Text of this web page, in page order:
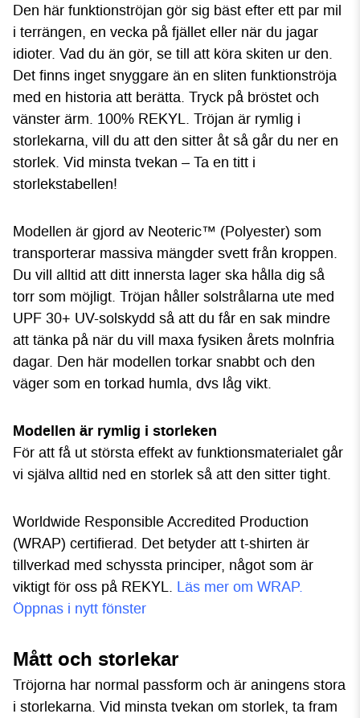
Den här funktionströjan gör sig bäst efter ett par mil
i terrängen, en vecka på fjället eller när du jagar
idioter. Vad du än gör, se till att köra skiten ur den.
Det finns inget snyggare än en sliten funktionströja
med en historia att berätta. Tryck på bröstet och
vänster ärm. 100% REKYL. Tröjan är rymlig i
storlekarna, vill du att den sitter åt så går du ner en
storlek. Vid minsta tvekan – Ta en titt i
storlekstabellen!
Modellen är gjord av Neoteric™ (Polyester) som
transporterar massiva mängder svett från kroppen.
Du vill alltid att ditt innersta lager ska hålla dig så
torr som möjligt. Tröjan håller solstrålarna ute med
UPF 30+ UV-solskydd så att du får en sak mindre
att tänka på när du vill maxa fysiken årets molnfria
dagar. Den här modellen torkar snabbt och den
väger som en torkad humla, dvs låg vikt.
Modellen är rymlig i storleken
För att få ut största effekt av funktionsmaterialet går
vi själva alltid ned en storlek så att den sitter tight.
Worldwide Responsible Accredited Production
(WRAP) certifierad. Det betyder att t-shirten är
tillverkad med schyssta principer, något som är
viktigt för oss på REKYL. Läs mer om WRAP.
Öppnas i nytt fönster
Mått och storlekar
Tröjorna har normal passform och är aningens stora
i storlekarna. Vid minsta tvekan om storlek, ta fram